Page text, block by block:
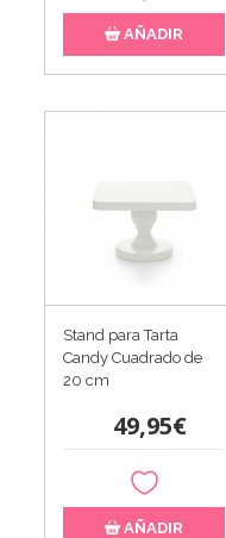
AÑADIR
Stand para Tarta
Candy Cuadrado de
20 cm
49,95€
AÑADIR